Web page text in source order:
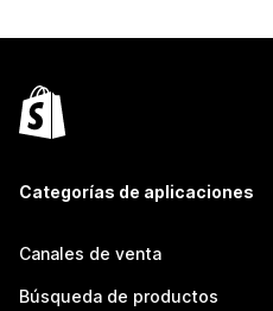
Categorías de aplicaciones
Canales de venta
Búsqueda de productos